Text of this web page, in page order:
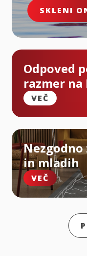
SKLENI
Odpoved
razmer
VEČ
in mladih
VEČ